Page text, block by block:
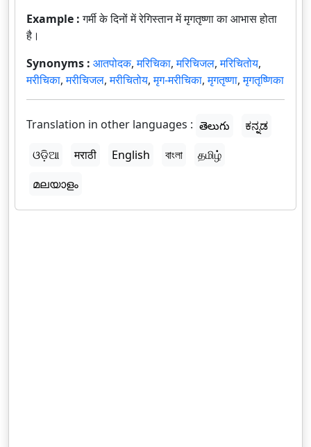
Example :गर्मी के दिनों में रेगिस्तान में मृगतृष्णा का आभास होता
है।
Synonyms : आतपोदक,मरिचिका,मरिचिजल,मरिचितोय,
मरीचिका,मरीचिजल,मरीचितोय,मृग-मरीचिका,मृगतृष्णा,मृगतृष्णिका
Translation in other languages : తెలుగు
ಕನ್ನಡ
ଓଡ଼ିଆ
मराठी English বাংলা
தமிழ்
മലയാളം